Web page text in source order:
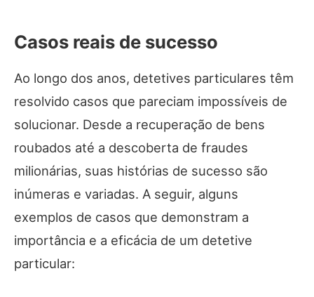
Casos reais de sucesso
Ao longo dos anos, detetives particulares têm
resolvido casos que pareciam impossíveis de
solucionar. Desde a recuperação de bens
roubados até a descoberta de fraudes
milionárias, suas histórias de sucesso são
inúmeras e variadas. A seguir, alguns
exemplos de casos que demonstram a
importância e a eficácia de um detetive
particular: